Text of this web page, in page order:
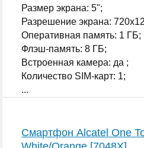
Размер экрана: 5";
Разрешение экрана:
Оперативная память: 1 ГБ;
Флэш-память: 8 ГБ;
Встроенная камера: да ;
Количество SIM-карт: 1;
...
Смартфон Alcatel One